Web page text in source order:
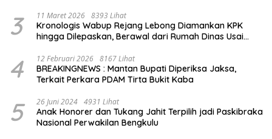
3 11 Maret 2026 8393 Lihat
Kronologis Wabup Rejang Lebong Diamankan KPK
hingga Dilepaskan, Berawal dari Rumah Dinas Usai
4 12 Februari 2026 8167 Lihat
BREAKINGNEWS : Mantan Bupati Diperiksa Jaksa,
Terkait Perkara PDAM Tirta Bukit Kaba
5 26 Juni 2024 4931 Lihat
Anak Honorer dan Tukang Jahit Terpilih jadi Paskibraka
Nasional Perwakilan Bengkulu